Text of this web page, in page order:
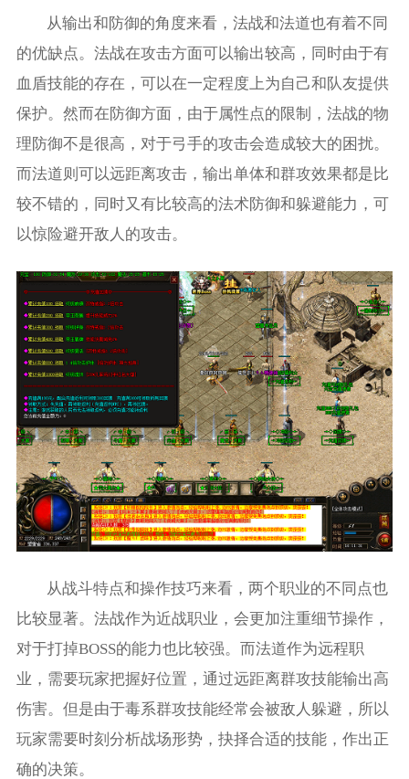
从输出和防御的角度来看，法战和法道也有着不同
的优缺点。法战在攻击方面可以输出较高，同时由于有
血盾技能的存在，可以在一定程度上为自己和队友提供
保护。然而在防御方面，由于属性点的限制，法战的物
理防御不是很高，对于弓手的攻击会造成较大的困扰。
而法道则可以远距离攻击，输出单体和群攻效果都是比
较不错的，同时又有比较高的法术防御和躲避能力，可
以惊险避开敌人的攻击。
从战斗特点和操作技巧来看，两个职业的不同点也
比较显著。法战作为近战职业，会更加注重细节操作，
对于打掉BOSS的能力也比较强。而法道作为远程职
业，需要玩家把握好位置，通过远距离群攻技能输出高
伤害。但是由于毒系群攻技能经常会被敌人躲避，所以
玩家需要时刻分析战场形势，抉择合适的技能，作出正
确的决策。